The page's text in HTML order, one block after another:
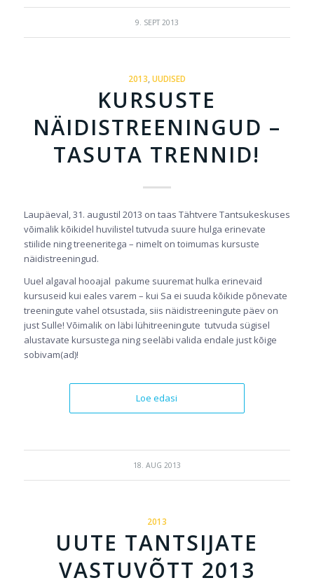
9. SEPT 2013
2013 UUDISED
KURSUSTE
NÄIDISTREENINGUD –
TASUTA TRENNID!
Laupäeval, 31. augustil 2013 on taas Tähtvere Tantsukeskuses
võimalik kõikidel huvilistel tutvuda suure hulga erinevate
stiilide ning treeneritega – nimelt on toimumas kursuste
näidistreeningud.
Uuel algaval hooajal pakume suuremat hulka erinevaid
kursuseid kui eales varem – kui Sa ei suuda kõikide põnevate
treeningute vahel otsustada, siis näidistreeningute päev on
just Sulle! Võimalik on läbi lühitreeningute tutvuda sügisel
alustavate kursustega ning seeläbi valida endale just kõige
sobivam(ad)!
Loe edasi
18. AUG 2013
2013
UUTE TANTSIJATE
VASTUVÕTT 2013